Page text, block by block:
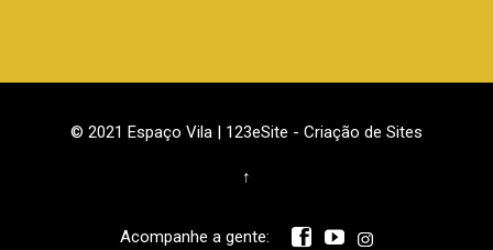
© 2021 Espaço Vila | 123eSite - Criação de Sites
↑
Acompanhe a gente:  